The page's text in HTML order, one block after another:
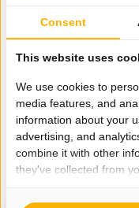
Ontvang de nieuwste
je niet spammen,
Consent
This website uses
We use cookies to
media features, and
information about your
advertising, and
combine it with other
they've collected from